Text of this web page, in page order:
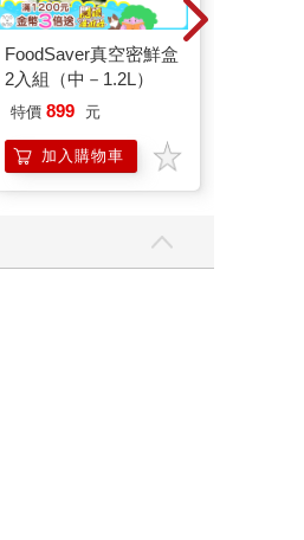
FoodSaver真空密鮮盒
2入組（中－1.2L）
特價 899 元
加入購物車